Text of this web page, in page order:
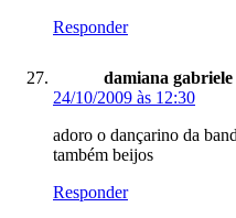
Responder
damiana gabriele
24/10/2009 às 12:30
adoro o dançarino da
também beijos
Responder